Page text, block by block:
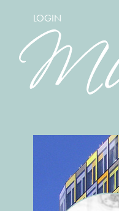
LOGIN